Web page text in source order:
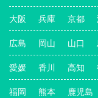
大阪 兵庫 京都
広島 岡山 山口
愛媛 香川 高知
福岡 熊本 鹿児島